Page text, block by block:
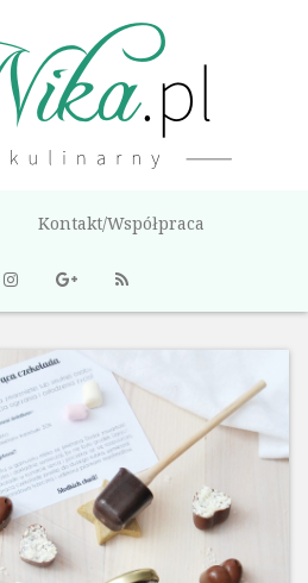
Kontakt/Współpraca